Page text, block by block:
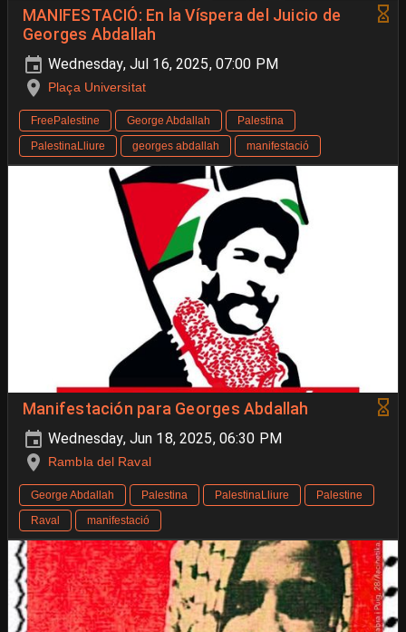
MANIFESTACIÓ: En la Víspera del Juicio de
Georges Abdallah
Wednesday, Jul 16, 2025, 07:00 PM
Plaça Universitat
FreePalestine George Abdallah
Palestina
PalestinaLliure
georges abdallah manifestació
Manifestación para Georges Abdallah
Wednesday, Jun 18, 2025, 06:30 PM
Rambla del Raval
George Abdallah Palestina PalestinaLliure
Palestine
Raval
manifestació